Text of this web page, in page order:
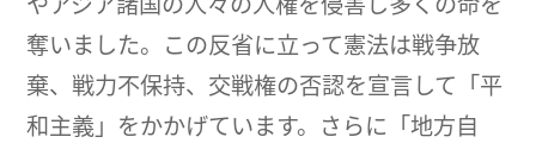
奪いました。この反省に立って憲法は戦争放
棄、戦力不保持、交戦権の否認を宣言して「平
和主義」をかかげています。さらに「地方自